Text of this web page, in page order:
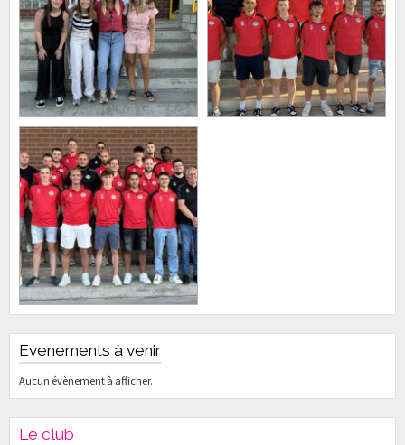
Evenements à venir
Aucun évènement à afficher.
Le club